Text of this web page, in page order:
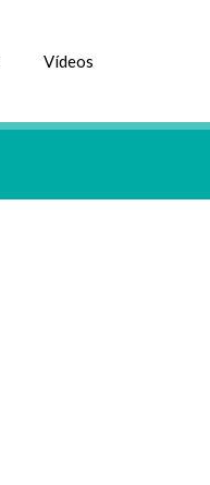
Vídeos